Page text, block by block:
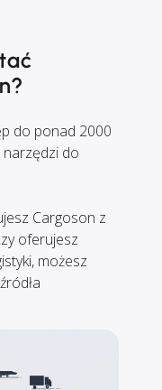
do ponad 2000
do
Cargoson z
oferujesz
możesz